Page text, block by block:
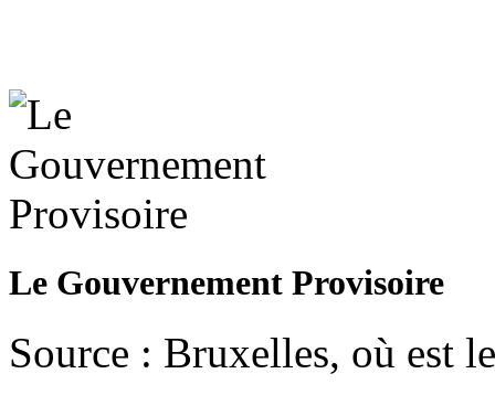
Le Gouvernement Provisoire
Source : Bruxelles, où est